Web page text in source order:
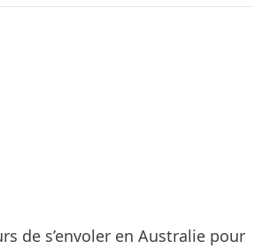
de s’envoler en Australie pour